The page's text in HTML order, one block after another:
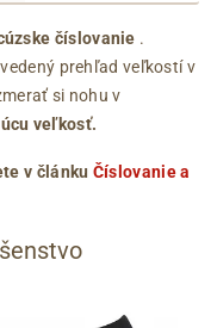
číslovanie .
prehľad veľkostí v
si nohu v
veľkosť.
v článku Číslovanie a